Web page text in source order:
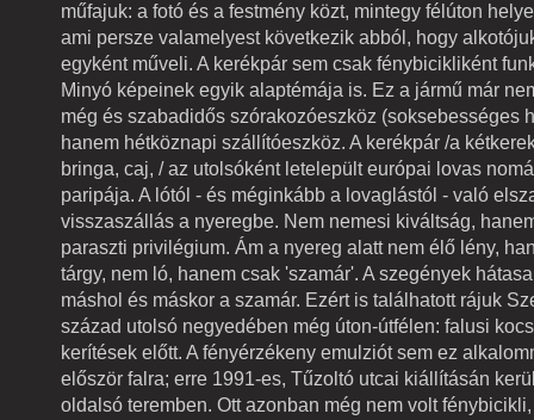
műfajuk: a fotó és a festmény közt, mintegy félúton
ami persze valamelyest következik abból, hogy
egyként műveli. A kerékpár sem csak fénybicikliként
Minyó képeinek egyik alaptémája is. Ez a jármű már
még és szabadidős szórakozóeszköz (soksebességes
hanem hétköznapi szállítóeszköz. A kerékpár /a
bringa, caj, / az utolsóként letelepült európai lovas
paripája. A lótól - és méginkább a lovaglástól - való
visszaszállás a nyeregbe. Nem nemesi kiváltság,
paraszti privilégium. Ám a nyereg alatt nem élő lény,
tárgy, nem ló, hanem csak 'szamár'. A szegények
máshol és máskor a szamár. Ezért is találhatott rájuk
század utolsó negyedében még úton-útfélen: falusi
kerítések előtt. A fényérzékeny emulziót sem ez
először falra; erre 1991-es, Tűzoltó utcai kiállításán
oldalsó teremben. Ott azonban még nem volt